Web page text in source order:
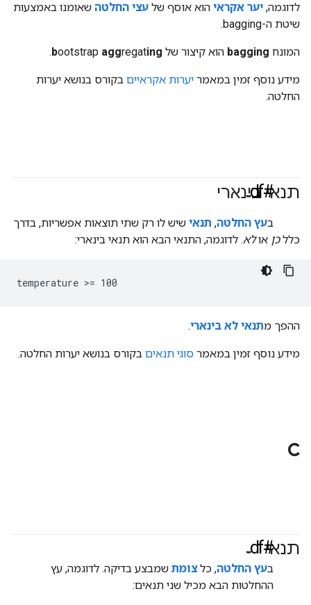
לדוגמה, יער אקראי הוא אוסף של עצי החלטה שאומנו באמצעות
שיטת ה-bagging.
המונח bagging הוא קיצור של bootstrap aggregating
.
מידע נוסף זמין במאמר יערות אקראיים בקורס בנושא יערות
החלטה.
תנאי בינארי
#df
בעץ החלטה, תנאי שיש לו רק שתי תוצאות אפשריות, בדרך
כללכן אולא. לדוגמה, התנאי הבא הוא תנאי בינארי:
temperature >= 100
ההפך מתנאי לא בינארי.
מידע נוסף זמין במאמר סוגי תנאים בקורס בנושא יערות החלטה.
C
תנאי
#df
בעץ החלטה, כלצומת שמבצע בדיקה. לדוגמה, עץ
ההחלטות הבא מכיל שני תנאים: